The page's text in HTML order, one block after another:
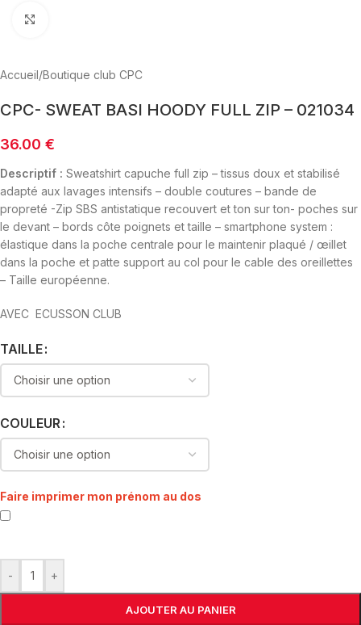
Accueil/Boutique club CPC
CPC- SWEAT BASI HOODY FULL ZIP – 021034
36.00 €
Descriptif : Sweatshirt capuche full zip – tissus doux et stabilisé
adapté aux lavages intensifs – double coutures – bande de
propreté -Zip SBS antistatique recouvert et ton sur ton- poches sur
le devant – bords côte poignets et taille – smartphone system :
élastique dans la poche centrale pour le maintenir plaqué / œillet
dans la poche et patte support au col pour le cable des oreillettes
– Taille européenne.
AVEC ECUSSON CLUB
TAILLE
COULEUR
Faire imprimer mon prénom au dos
- +
AJOUTER AU PANIER